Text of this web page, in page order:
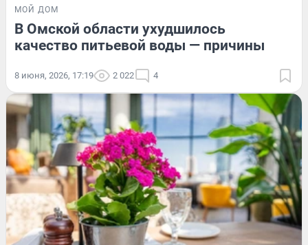
МОЙ ДОМ
В Омской области ухудшилось
качество питьевой воды — причины
8 июня, 2026, 17:19 2 022 4